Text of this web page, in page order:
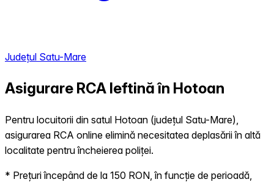
Județul Satu-Mare
Asigurare RCA Ieftină în Hotoan
Pentru locuitorii din satul Hotoan (județul Satu-Mare),
asigurarea RCA online elimină necesitatea deplasării în altă
localitate pentru încheierea poliței.
* Prețuri începând de la 150 RON, în funcție de perioadă,